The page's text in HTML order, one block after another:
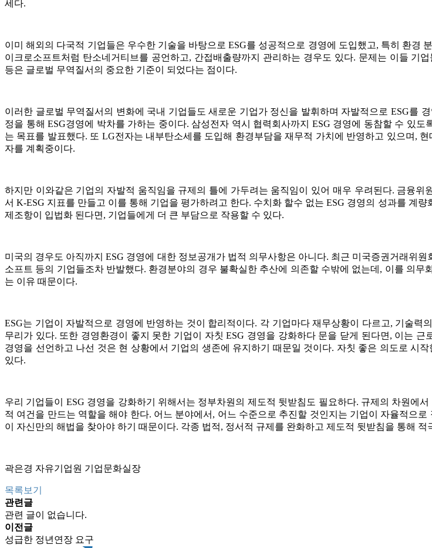
세다.
이미 해외의 다국적 기업들은 우수한 기술을 바탕으로 ESG를 성공적으로 경영에 도입했고, 특히 환경
이크로소프트처럼 탄소네거티브를 공언하고, 간접배출량까지 관리하는 경우도 있다. 문제는 이들 기
등은 글로벌 무역질서의 중요한 기준이 되었다는 점이다.
이러한 글로벌 무역질서의 변화에 국내 기업들도 새로운 기업가 정신을 발휘하며 자발적으로 ESG를
정을 통해 ESG경영에 박차를 가하는 중이다. 삼성전자 역시 협력회사까지 ESG 경영에 동참할 수 있
는 목표를 발표했다. 또 LG전자는 내부탄소세를 도입해 환경부담을 재무적 가치에 반영하고 있으며,
자를 계획중이다.
하지만 이와같은 기업의 자발적 움직임을 규제의 틀에 가두려는 움직임이 있어 매우 우려된다. 금융
서 K-ESG 지표를 만들고 이를 통해 기업을 평가하려고 한다. 수치화 할수 없는 ESG 경영의 성과를 계
제조항이 입법화 된다면, 기업들에게 더 큰 부담으로 작용할 수 있다.
미국의 경우도 아직까지 ESG 경영에 대한 정보공개가 법적 의무사항은 아니다. 최근 미국증권거래위
소프트 등의 기업들조차 반발했다. 환경분야의 경우 불확실한 추산에 의존할 수밖에 없는데, 이를 의
는 이유 때문이다.
ESG는 기업이 자발적으로 경영에 반영하는 것이 합리적이다. 각 기업마다 재무상황이 다르고, 기술
무리가 있다. 또한 경영환경이 좋지 못한 기업이 자칫 ESG 경영을 강화하다 문을 닫게 된다면, 이는
경영을 선언하고 나선 것은 현 상황에서 기업의 생존에 유지하기 때문일 것이다. 자칫 좋은 의도로 시
있다.
우리 기업들이 ESG 경영을 강화하기 위해서는 정부차원의 제도적 뒷받침도 필요하다. 규제의 차원에
적 여건을 만드는 역할을 해야 한다. 어느 분야에서, 어느 수준으로 추진할 것인지는 기업이 자율적으
이 자신만의 해법을 찾아야 하기 때문이다. 각종 법적, 정서적 규제를 완화하고 제도적 뒷받침을 통해
곽은경 자유기업원 기업문화실장
목록보기
관련글
관련 글이 없습니다.
이전글
성급한 정년연장 요구